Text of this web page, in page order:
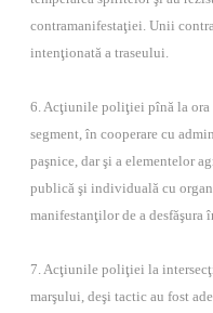
contramanifestaţiei. Unii
intenţionată a traseului.
6. Acţiunile poliţiei pînă la ora
segment, în cooperare cu
paşnice, dar şi a elementelor
publică şi individuală cu
manifestanţilor de a desfăşura
7. Acţiunile poliţiei la
marşului, deşi tactic au fost